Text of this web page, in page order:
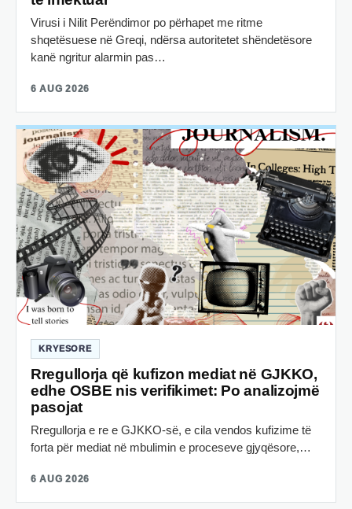
Virusi i Nilit Perëndimor po përhapet me ritme
shqetësuese në Greqi, ndërsa autoritetet shëndetësore
kanë ngritur alarmin pas…
6 AUG 2026
KRYESORE
Rregullorja që kufizon mediat në GJKKO,
edhe OSBE nis verifikimet: Po analizojmë
pasojat
Rregullorja e re e GJKKO-së, e cila vendos kufizime të
forta për mediat në mbulimin e proceseve gjyqësore,…
6 AUG 2026